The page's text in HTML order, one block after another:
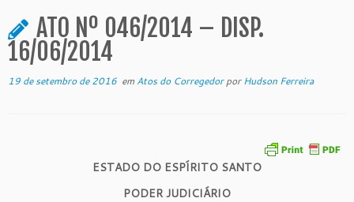
ATO Nº 046/2014 – DISP.
16/06/2014
19 de setembro de 2016 em Atos do CorregedorporHudson Ferreira
ESTADO DO ESPÍRITO SANTO
PODER JUDICIÁRIO